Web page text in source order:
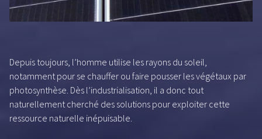
Depuis toujours, l’homme utilise les rayons du soleil,
notamment pour se chauffer ou faire pousser les végétaux par
photosynthèse. Dès l’industrialisation, il a donc tout
naturellement cherché des solutions pour exploiter cette
ressource naturelle inépuisable.